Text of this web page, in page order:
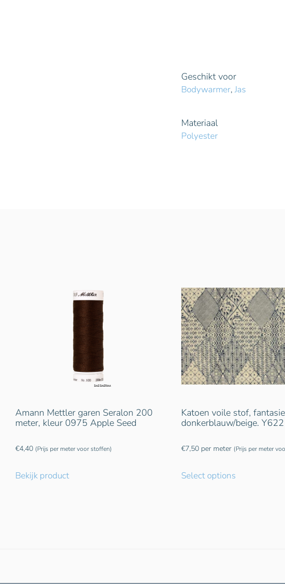
Geschikt voor
Bodywarmer, Jas
Materiaal
Polyester
Amann Mettler garen Seralon 200
meter, kleur 0975 Apple Seed
€4,40 (Prijs per meter voor stoffen)
Bekijk product
Katoen voile stof,
donkerblauw/beige. Y622
€7,50 per meter (Prijs per meter
Select options